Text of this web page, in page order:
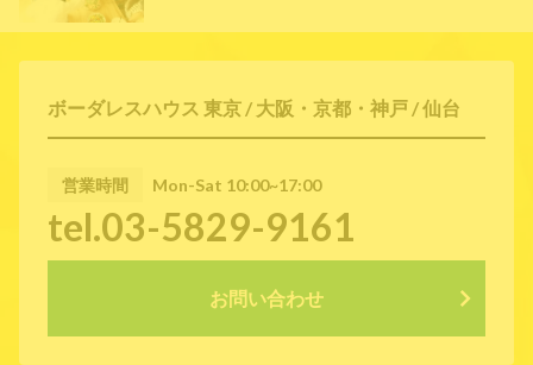
ボーダレスハウス 東京 / 大阪・京都・神戸 / 仙台
営業時間 Mon-Sat 10:00~17:00
tel.03-5829-9161
お問い合わせ